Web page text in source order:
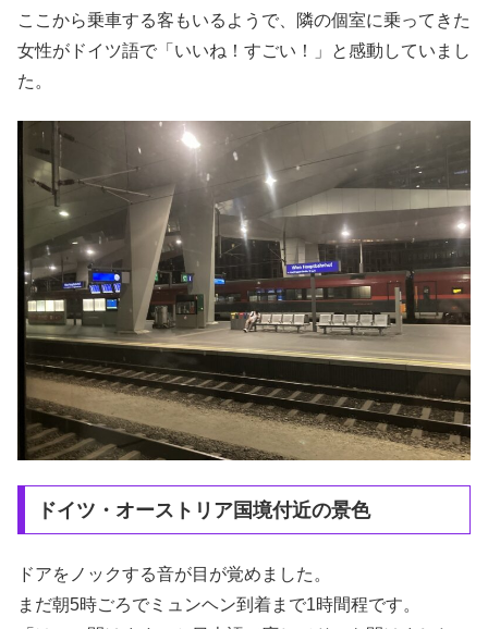
ここから乗車する客もいるようで、隣の個室に乗ってきた
女性がドイツ語で「いいね！すごい！」と感動していまし
た。
ドイツ・オーストリア国境付近の景色
ドアをノックする音が目が覚めました。
まだ朝5時ごろでミュンヘン到着まで1時間程です。